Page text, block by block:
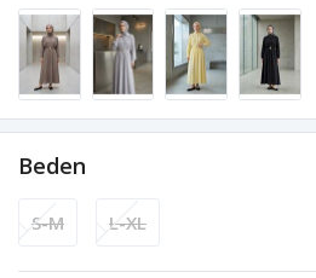
Beden
S-M L-XL